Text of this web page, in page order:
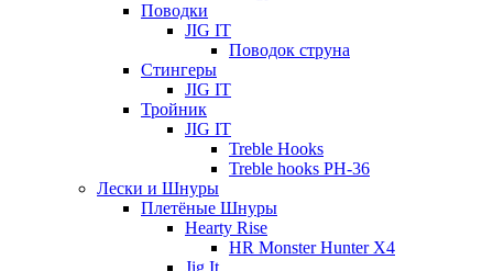
Поводки
JIG IT
Поводок струна
Стингеры
JIG IT
Тройник
JIG IT
Treble Hooks
Treble hooks PH-36
Лески и Шнуры
Плетёные Шнуры
Hearty Rise
HR Monster Hunter X4
Jig It